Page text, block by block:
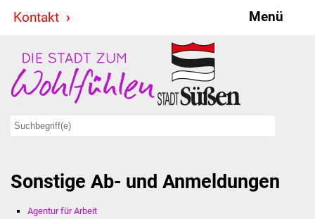
Kontakt Menü
Stadt & Politik
Bürgermeister
Ausschüsse
Sonstige Ab- und Anmeldungen
Agentur für Arbeit